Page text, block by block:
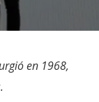
en 1968,